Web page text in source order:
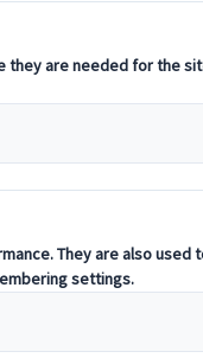
該当するツア